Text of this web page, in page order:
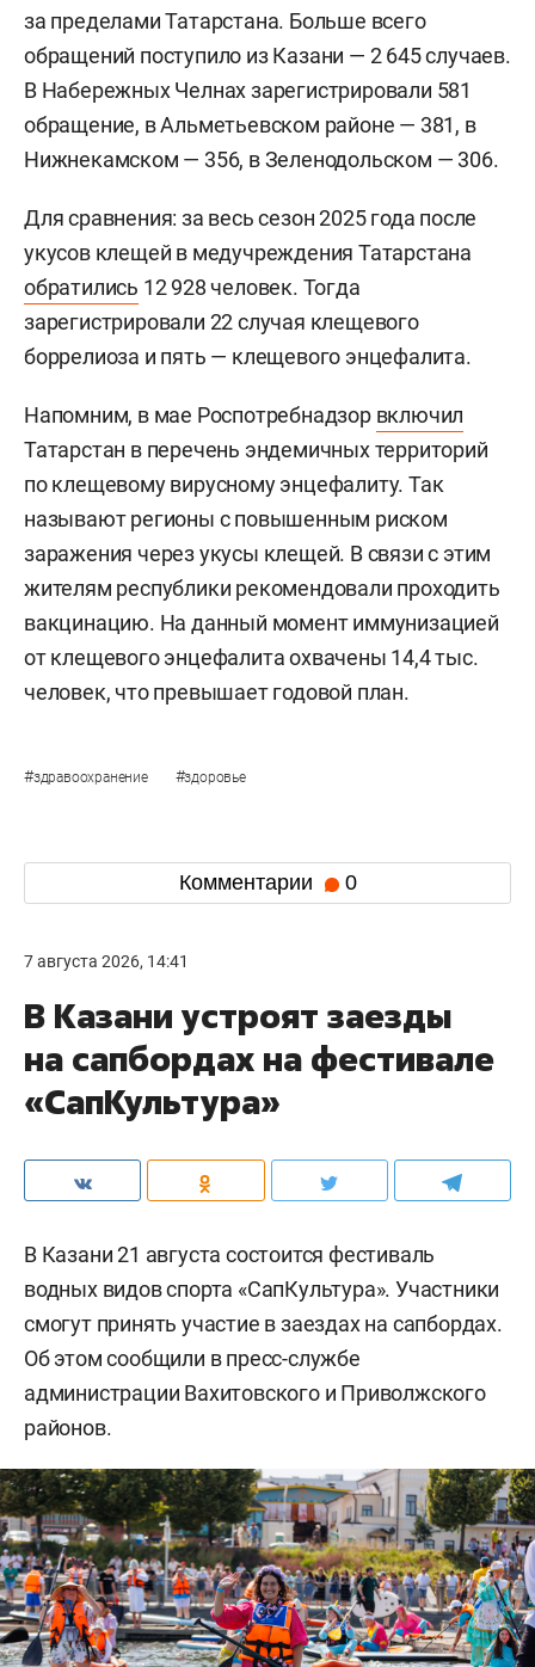
за пределами Татарстана. Больше всего
обращений поступило из Казани — 2 645 случаев.
В Набережных Челнах зарегистрировали 581
обращение, в Альметьевском районе — 381, в
Нижнекамском — 356, в Зеленодольском — 306.
Для сравнения: за весь сезон 2025 года после
укусов клещей в медучреждения Татарстана
обратились 12 928 человек. Тогда
зарегистрировали 22 случая клещевого
боррелиоза и пять — клещевого энцефалита.
Напомним, в мае Роспотребнадзор включил
Татарстан в перечень эндемичных территорий
по клещевому вирусному энцефалиту. Так
называют регионы с повышенным риском
заражения через укусы клещей. В связи с этим
жителям республики рекомендовали проходить
вакцинацию. На данный момент иммунизацией
от клещевого энцефалита охвачены 14,4 тыс.
человек, что превышает годовой план.
#здравоохранение #здоровье
Комментарии 0
7 августа 2026, 14:41
В Казани устроят заезды
на сапбордах на фестивале
«СапКультура»
В Казани 21 августа состоится фестиваль
водных видов спорта «СапКультура». Участники
смогут принять участие в заездах на сапбордах.
Об этом сообщили в пресс-службе
администрации Вахитовского и Приволжского
районов.